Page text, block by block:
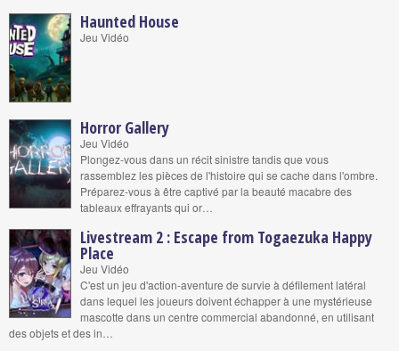
Haunted House
Jeu Vidéo
Horror Gallery
Jeu Vidéo
Plongez-vous dans un récit sinistre tandis que vous
rassemblez les pièces de l'histoire qui se cache dans l'ombre.
Préparez-vous à être captivé par la beauté macabre des
tableaux effrayants qui or…
Livestream 2 : Escape from Togaezuka Happy
Place
Jeu Vidéo
C'est un jeu d'action-aventure de survie à défilement latéral
dans lequel les joueurs doivent échapper à une mystérieuse
mascotte dans un centre commercial abandonné, en utilisant
des objets et des in…